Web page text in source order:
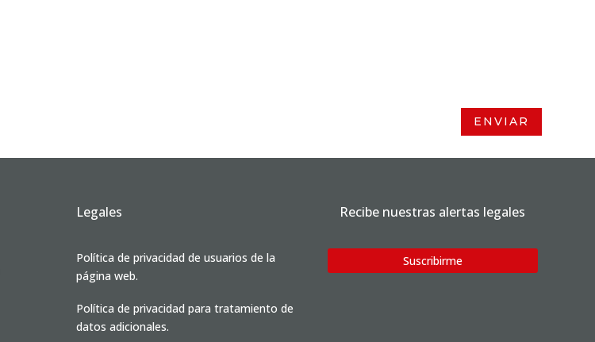
ENVIAR
Legales
Política de privacidad de usuarios de la
página web.
Política de privacidad para tratamiento de
datos adicionales.
Recibe nuestras alertas legales
Suscribirme